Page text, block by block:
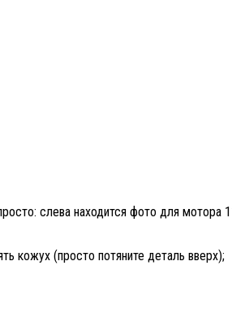
слева находится фото для
кожух (просто потяните деталь вверх);